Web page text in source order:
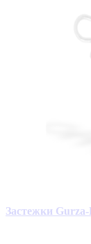
Застежки